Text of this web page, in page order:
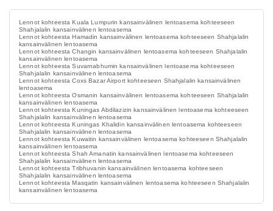
Lennot kohteesta Kuala Lumpurin kansainvälinen lentoasema kohteeseen
Shahjalalin kansainvälinen lentoasema
Lennot kohteesta Hamadin kansainvälinen lentoasema kohteeseen Shahjalalin
kansainvälinen lentoasema
Lennot kohteesta Changin kansainvälinen lentoasema kohteeseen Shahjalalin
kansainvälinen lentoasema
Lennot kohteesta Suvarnabhumin kansainvälinen lentoasema kohteeseen
Shahjalalin kansainvälinen lentoasema
Lennot kohteesta Coxs Bazar Airport kohteeseen Shahjalalin kansainvälinen
lentoasema
Lennot kohteesta Osmanin kansainvälinen lentoasema kohteeseen Shahjalalin
kansainvälinen lentoasema
Lennot kohteesta Kuningas Abdilazizin kansainvälinen lentoasema kohteeseen
Shahjalalin kansainvälinen lentoasema
Lennot kohteesta Kuningas Khalidin kansainvälinen lentoasema kohteeseen
Shahjalalin kansainvälinen lentoasema
Lennot kohteesta Kuwaitin kansainvälinen lentoasema kohteeseen Shahjalalin
kansainvälinen lentoasema
Lennot kohteesta Shah Amanatin kansainvälinen lentoasema kohteeseen
Shahjalalin kansainvälinen lentoasema
Lennot kohteesta Tribhuvanin kansainvälinen lentoasema kohteeseen
Shahjalalin kansainvälinen lentoasema
Lennot kohteesta Masqatin kansainvälinen lentoasema kohteeseen Shahjalalin
kansainvälinen lentoasema